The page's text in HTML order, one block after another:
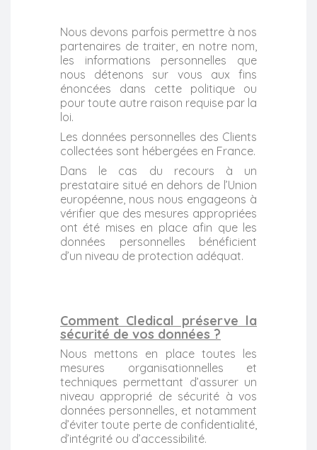
Nous devons parfois permettre à nos
partenaires de traiter, en notre nom,
les informations personnelles que
nous détenons sur vous aux fins
énoncées dans cette politique ou
pour toute autre raison requise par la
loi.
Les données personnelles des Clients
collectées sont hébergées en France.
Dans le cas du recours à un
prestataire situé en dehors de l’Union
européenne, nous nous engageons à
vérifier que des mesures appropriées
ont été mises en place afin que les
données personnelles bénéficient
d’un niveau de protection adéquat.
Comment Cledical préserve la
sécurité de vos données ?
Nous mettons en place toutes les
mesures organisationnelles et
techniques permettant d’assurer un
niveau approprié de sécurité à vos
données personnelles, et notamment
d’éviter toute perte de confidentialité,
d’intégrité ou d’accessibilité.